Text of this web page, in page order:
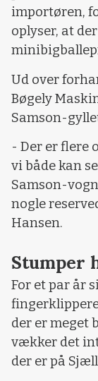
importøren,
oplyser, at
Ud over
Bøgely
Samson-
- Der er flere
vi både kan
Samson-
nogle
Hansen.
Stumper
For et par år
der er meget
vækker det
der er på